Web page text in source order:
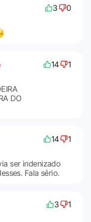
3 0
14 1
DO
14 1
ser indenizado
Fala sério.
3 1